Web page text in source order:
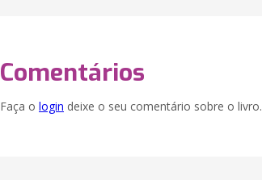
Comentários
Faça o login deixe o seu comentário sobre o livro.